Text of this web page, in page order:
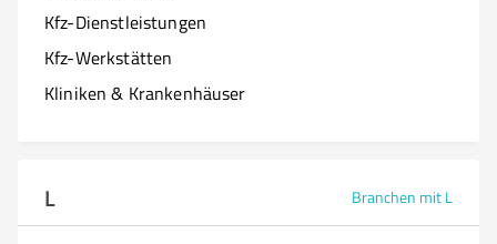
Kfz-Dienstleistungen
Kfz-Werkstätten
Kliniken & Krankenhäuser
L Branchen mit L